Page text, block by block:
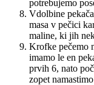
potrebujemo
Vdolbine
masa v pečici
maline, ki jih
Krofke pečemo
imamo le en
prvih 6, nato
zopet